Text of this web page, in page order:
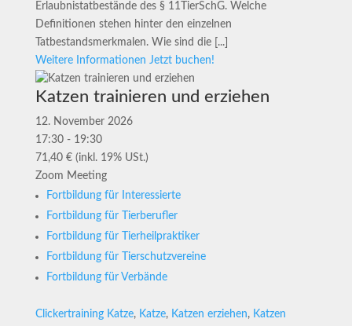
Erlaubnistatbestände des § 11TierSchG. Welche
Definitionen stehen hinter den einzelnen
Tatbestandsmerkmalen. Wie sind die [...]
Weitere Informationen Jetzt buchen!
Katzen trainieren und erziehen
12. November 2026
17:30 - 19:30
71,40 € (inkl. 19% USt.)
Zoom Meeting
Fortbildung für Interessierte
Fortbildung für Tierberufler
Fortbildung für Tierheilpraktiker
Fortbildung für Tierschutzvereine
Fortbildung für Verbände
Clickertraining Katze, Katze, Katzen erziehen, Katzen